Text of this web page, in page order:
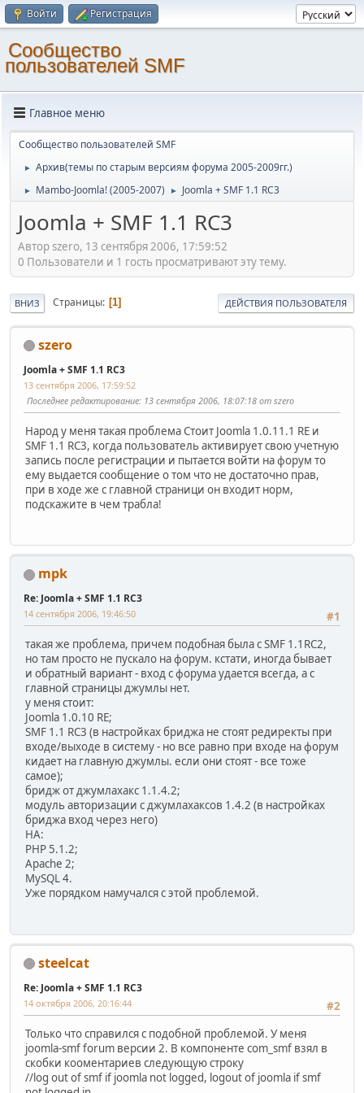
Войти Регистрация
Cообщество
пользователей SMF
Главное меню
Cообщество пользователей SMF
► Архив(темы по старым версиям форума 2005-2009гг.)
► Mambo-Joomla! (2005-2007) ► Joomla + SMF 1.1 RC3
Joomla + SMF 1.1 RC3
Автор szero, 13 сентября 2006, 17:59:52
0 Пользователи и 1 гость просматривают эту тему.
ВНИЗ Страницы 1 ДЕЙСТВИЯ ПОЛЬЗОВАТЕЛЯ
szero
Joomla + SMF 1.1 RC3
13 сентября 2006, 17:59:52
Последнее редактирование: 13 сентября 2006, 18:07:18 от szero
Народ у меня такая проблема Стоит Joomla 1.0.11.1 RE и
SMF 1.1 RC3, когда пользователь активирует свою учетную
запись после регистрации и пытается войти на форум то
ему выдается сообщение о том что не достаточно прав,
при в ходе же с главной страници он входит норм,
подскажите в чем трабла!
mpk
Re: Joomla + SMF 1.1 RC3
#1
14 сентября 2006, 19:46:50
такая же проблема, причем подобная была с SMF 1.1RC2,
но там просто не пускало на форум. кстати, иногда бывает
и обратный вариант - вход с форума удается всегда, а с
главной страницы джумлы нет.
у меня стоит:
Joomla 1.0.10 RE;
SMF 1.1 RC3 (в настройках бриджа не стоят редиректы при
входе/выходе в систему - но все равно при входе на форум
кидает на главную джумлы. если они стоят - все тоже
самое);
бридж от джумлахакс 1.1.4.2;
модуль авторизации с джумлахаксов 1.4.2 (в настройках
бриджа вход через него)
НА:
PHP 5.1.2;
Apache 2;
MySQL 4.
Уже порядком намучался с этой проблемой.
steelcat
Re: Joomla + SMF 1.1 RC3
#2
14 октября 2006, 20:16:44
Только что справился с подобной проблемой. У меня
joomla-smf forum версии 2. В компоненте com_smf взял в
скобки кооментариев следующую строку
//log out of smf if joomla not logged, logout of joomla if smf